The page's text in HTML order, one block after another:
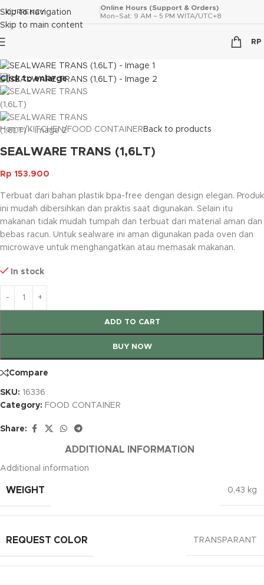
Skip to navigation
Skip to main content
CURRENCY
Online Hours (Support & Orders)
Mon–Sat: 9 AM – 5 PM WITA/UTC+8
RP
Click to enlarge
Home/ KITCHEN/ FOOD CONTAINER Back to products
SEALWARE TRANS (1,6LT)
Rp 153.900
Terbuat dari bahan plastik bpa-free dengan design elegan. Produk
ini mudah dibersihkan dan praktis saat digunakan. Selain itu
makanan tidak mudah tumpah dan terbuat dari material aman dan
bebas racun. Untuk sealware ini aman digunakan pada oven dan
microwave untuk menghangatkan atau memasak makanan.
In stock
ADD TO CART
BUY NOW
Compare
SKU: 16336
Category: FOOD CONTAINER
Share:
ADDITIONAL INFORMATION
Additional information
WEIGHT 0,43 kg
REQUEST COLOR TRANSPARANT